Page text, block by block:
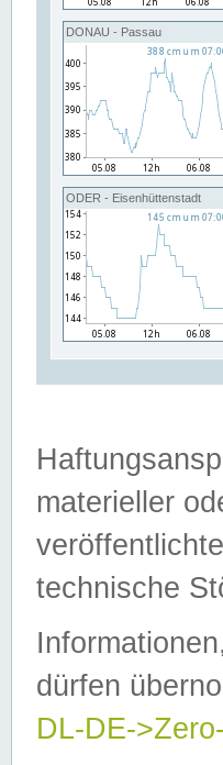
DONAU - Passau
ODER - Eisenhüttenstadt
materieller
technische
dürfen
DL-DE-